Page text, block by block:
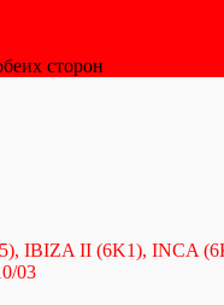
сторон
IBIZA II (6K1), INCA
03